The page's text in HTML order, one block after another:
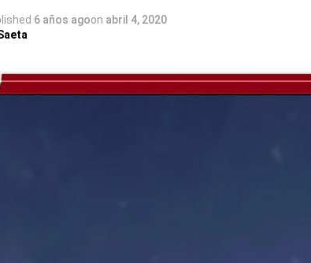
6 años agoon abril 4, 2020